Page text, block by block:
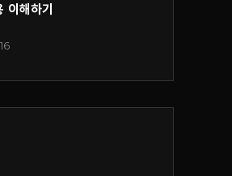
이해하기